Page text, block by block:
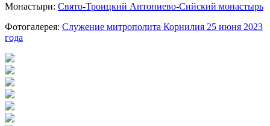
Монастыри: Свято-Троицкий Антониево-Сийский монастырь
Фотогалерея: Служение митрополита Корнилия 25 июня 2023
года